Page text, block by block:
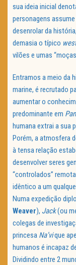
sua ideia inicial
personagens
desenrolar da
demasia o típico
vilões e umas
Entramos a meio da
marine, é recrutado
aumentar o
predominante em
humana extrai a sua
Porém, a atmosfera
à tensa relação
desenvolver seres
“controlados”
idêntico a um
Numa expedição
Weaver), Jack(ou
colegas de
princesa Na’vique
humanos é incapaz
Dividindo entre 2